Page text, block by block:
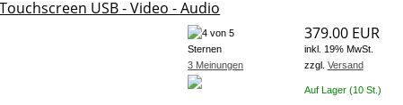
USB - Video - Audio
3 Meinungen
379.00 EUR
inkl. 19% MwSt.
zzgl. Versand
Auf Lager (10 St.)